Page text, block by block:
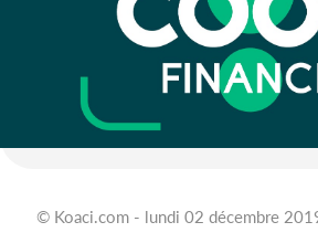
© Koaci.com - lundi 02 décembre